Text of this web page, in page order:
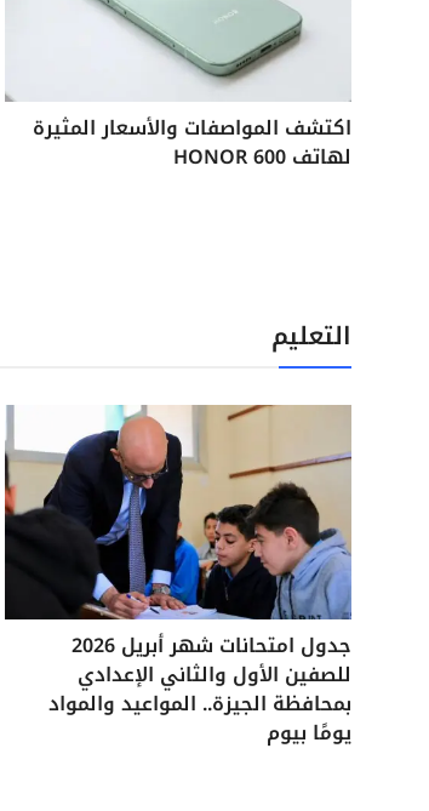
اكتشف المواصفات والأسعار المثيرة
لهاتف HONOR 600
التعليم
جدول امتحانات شهر أبريل 2026
للصفين الأول والثاني الإعدادي
بمحافظة الجيزة.. المواعيد والمواد
يومًا بيوم